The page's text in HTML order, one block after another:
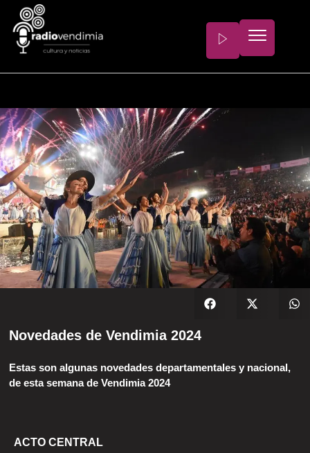
Novedades de Vendimia 2024
Estas son algunas novedades departamentales y nacional,
de esta semana de Vendimia 2024
ACTO CENTRAL